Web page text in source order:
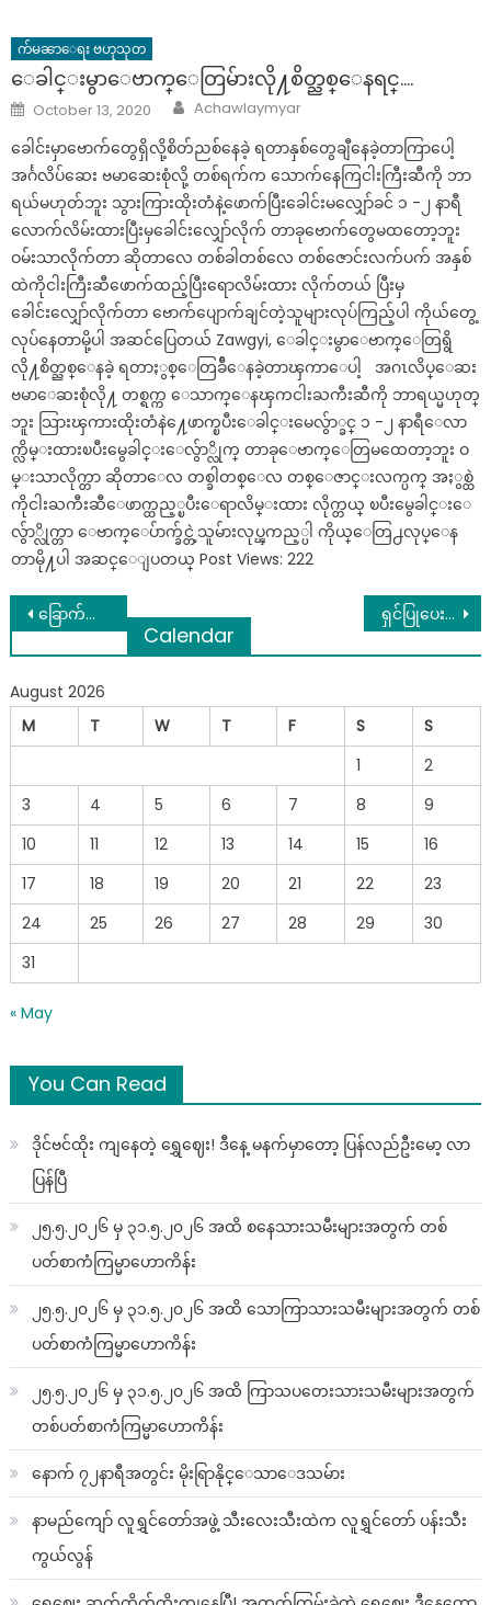
က်မၼာေရး ဗဟုသုတ
ေခါင္းမွာေဗာက္ေတြမ်ားလို႔စိတ္ညစ္ေနရင္….
Posted
on
October 13, 2020 Author
Achawlaymyar
ခေါင်းမှာဗောက်တွေရှိလို့စိတ်ညစ်နေခဲ့ ရတာနှစ်တွေချီနေခဲ့တာကြာပေါ့
အင်္ဂလိပ်ဆေး ဗမာဆေးစုံလို့ တစ်ရက်က သောက်နေကြငါးကြီးဆီကို ဘာ
ရယ်မဟုတ်ဘူး သွားကြားထိုးတံနဲ့ဖောက်ပြီးခေါင်းမလျှော်ခင် ၁ -၂ နာရီ
လောက်လိမ်းထားပြီးမှခေါင်းလျှော်လိုက် တာခုဗောက်တွေမထတော့ဘူး
ဝမ်းသာလိုက်တာ ဆိုတာလေ တစ်ခါတစ်လေ တစ်ဇောင်းလက်ပက် အနှစ်
ထဲကိုငါးကြီးဆီဖောက်ထည့်ပြီးရောလိမ်းထား လိုက်တယ် ပြီးမှ
ခေါင်းလျှော်လိုက်တာ ဗောက်ပျောက်ချင်တဲ့သူများလုပ်ကြည့်ပါ ကိုယ်တွေ့
လုပ်နေတာမို့ပါ အဆင်ပြေတယ် Zawgyi, ေခါင္းမွာေဗာက္ေတြရွိ
လို႔စိတ္ညစ္ေနခဲ့ ရတာႏွစ္ေတြခ်ီေနခဲ့တာၾကာေပါ့ အဂၤလိပ္ေဆး
ဗမာေဆးစုံလို႔ တစ္ရက္က ေသာက္ေနၾကငါးႀကီးဆီကို ဘာရယ္မဟုတ္
ဘူး သြားၾကားထိုးတံနဲ႔ေဖာက္ၿပီးေခါင္းမေလွ်ာ္ခင္ ၁ -၂ နာရီေလာ
က္လိမ္းထားၿပီးမွေခါင္းေလွ်ာ္လိုက္ တာခုေဗာက္ေတြမထေတာ့ဘူး ဝ
မ္းသာလိုက္တာ ဆိုတာေလ တစ္ခါတစ္ေလ တစ္ေဇာင္းလက္ပက္ အႏွစ္ထဲ
ကိုငါးႀကီးဆီေဖာက္ထည့္ၿပီးေရာလိမ္းထား လိုက္တယ္ ၿပီးမွေခါင္းေ
လွ်ာ္လိုက္တာ ေဗာက္ေပ်ာက္ခ်င္တဲ့သူမ်ားလုပ္ၾကည့္ပါ ကိုယ္ေတြ႕လုပ္ေန
တာမို႔ပါ အဆင္ေျပတယ္ Post Views: 222
Post
navigation
ခြောက်ထောင်နဲ့ ရမလား ခြောက်ထောင်နဲ့ ရရင် ယူမယ် ဆိုတဲ့ မိန်းကလေးရေ ကျေးဇူးပါ.. ရှင်ပြုပေးဖို့ ဖိတ်စာတောင်ရိုက်ပေးပြီးတဲ့ သားလေး ကျဆုံးသွားလို့ ရူးမတက်ဖြစ်နေရှာတဲ့ ဖခင်
Calendar
August 2026
M
T W T F S
S
1
2
3
4 5 6 7 8
9
10
11 12 13 14 15
16
17
18 19 20 21 22
23
24
25 26 27 28 29
30
31
« May
You Can Read
ဒိုင်ဗင်ထိုး ကျနေတဲ့ ရွှေဈေး! ဒီနေ့ မနက်မှာတော့ ပြန်လည်ဦးမော့ လာ
ပြန်ပြီ
၂၅.၅.၂၀၂၆ မှ ၃၁.၅.၂၀၂၆ အထိ စနေသားသမီးများအတွက် တစ်
ပတ်စာကံကြမ္မာဟောကိန်း
၂၅.၅.၂၀၂၆ မှ ၃၁.၅.၂၀၂၆ အထိ သောကြာသားသမီးများအတွက် တစ်
ပတ်စာကံကြမ္မာဟောကိန်း
၂၅.၅.၂၀၂၆ မှ ၃၁.၅.၂၀၂၆ အထိ ကြာသပတေးသားသမီးများအတွက်
တစ်ပတ်စာကံကြမ္မာဟောကိန်း
နောက် ၇၂နာရီအတွင်း မိုးရြာနိုင္ေသာေဒသမ်ား
နာမည်ကျော် လူရွှင်တော်အဖွဲ့ သီးလေးသီးထဲက လူရွှင်တော် ပန်းသီး
ကွယ်လွန်